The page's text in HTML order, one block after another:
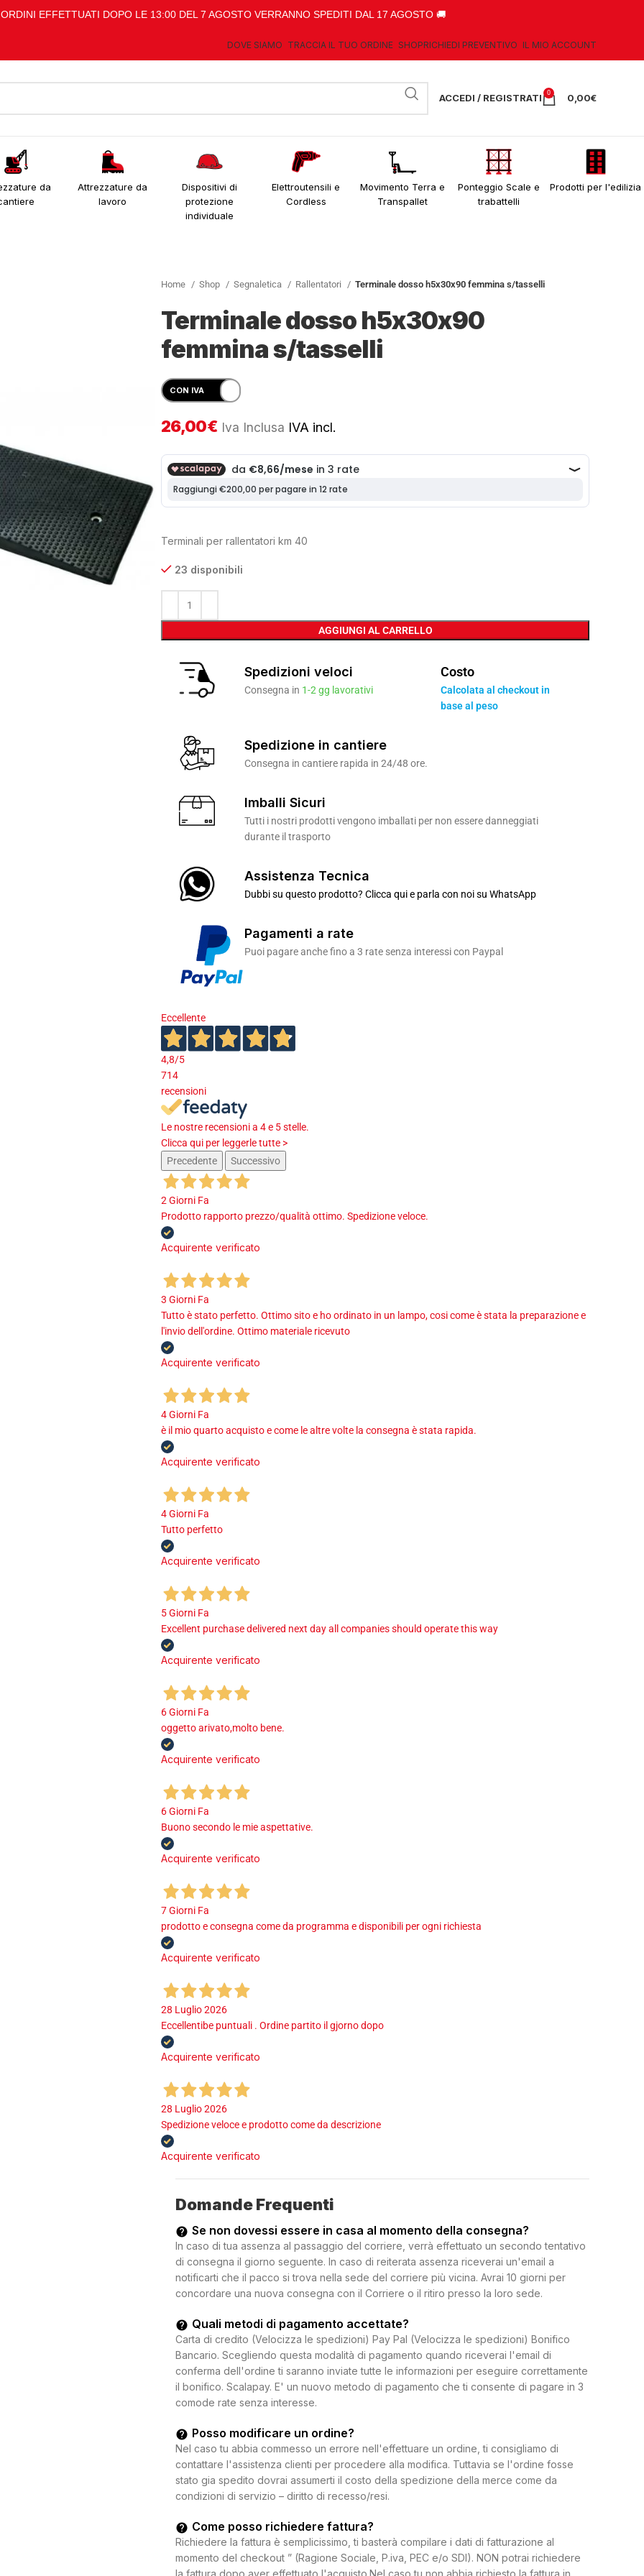
EFFETTUATI DOPO LE 13:00 DEL 7 AGOSTO VERRANNO SPEDITI DAL 17 AGOSTO 🚚
DOVE SIAMO TRACCIA IL TUO ORDINE SHOPRICHIEDI PREVENTIVO IL MIO ACCOUNT
ACCEDI / REGISTRATI 0 0,00€
da
Attrezzature da
lavoro
Dispositivi di
protezione
individuale
Elettroutensili e
Cordless
Movimento Terra e
Transpallet
Ponteggio Scale e
trabattelli
Prodotti per l'edilizia
Home Shop Segnaletica Rallentatori Terminale dosso h5x30x90 femmina s/tasselli
Terminale dosso h5x30x90
femmina s/tasselli
26,00€ Iva Inclusa IVA incl.
Terminali per rallentatori km 40
23 disponibili
AGGIUNGI AL CARRELLO
Spedizioni veloci
Consegna in 1-2 gg lavorativi
Costo
Calcolata al checkout in
base al peso
Spedizione in cantiere
Consegna in cantiere rapida in 24/48 ore.
Imballi Sicuri
Tutti i nostri prodotti vengono imballati per non essere danneggiati
durante il trasporto
Assistenza Tecnica
Dubbi su questo prodotto? Clicca qui e parla con noi su WhatsApp
Pagamenti a rate
Puoi pagare anche fino a 3 rate senza interessi con Paypal
Eccellente
4,8/5
714
recensioni
Le nostre recensioni a 4 e 5 stelle.
Clicca qui per leggerle tutte >
Precedente
Successivo
2 Giorni Fa
Prodotto rapporto prezzo/qualità ottimo. Spedizione veloce.
Acquirente verificato
3 Giorni Fa
Tutto è stato perfetto. Ottimo sito e ho ordinato in un lampo, cosi come è stata la preparazione e
l'invio dell'ordine. Ottimo materiale ricevuto
Acquirente verificato
4 Giorni Fa
è il mio quarto acquisto e come le altre volte la consegna è stata rapida.
Acquirente verificato
4 Giorni Fa
Tutto perfetto
Acquirente verificato
5 Giorni Fa
Excellent purchase delivered next day all companies should operate this way
Acquirente verificato
6 Giorni Fa
oggetto arivato,molto bene.
Acquirente verificato
6 Giorni Fa
Buono secondo le mie aspettative.
Acquirente verificato
7 Giorni Fa
prodotto e consegna come da programma e disponibili per ogni richiesta
Acquirente verificato
28 Luglio 2026
Eccellentibe puntuali . Ordine partito il gjorno dopo
Acquirente verificato
28 Luglio 2026
Spedizione veloce e prodotto come da descrizione
Acquirente verificato
Domande Frequenti
Se non dovessi essere in casa al momento della consegna?
In caso di tua assenza al passaggio del corriere, verrà effettuato un secondo tentativo
di consegna il giorno seguente. In caso di reiterata assenza riceverai un'email a
notificarti che il pacco si trova nella sede del corriere più vicina. Avrai 10 giorni per
concordare una nuova consegna con il Corriere o il ritiro presso la loro sede.
Quali metodi di pagamento accettate?
Carta di credito (Velocizza le spedizioni) Pay Pal (Velocizza le spedizioni) Bonifico
Bancario. Scegliendo questa modalità di pagamento quando riceverai l'email di
conferma dell'ordine ti saranno inviate tutte le informazioni per eseguire correttamente
il bonifico. Scalapay. E' un nuovo metodo di pagamento che ti consente di pagare in 3
comode rate senza interesse.
Posso modificare un ordine?
Nel caso tu abbia commesso un errore nell'effettuare un ordine, ti consigliamo di
contattare l'assistenza clienti per procedere alla modifica. Tuttavia se l'ordine fosse
stato gia spedito dovrai assumerti il costo della spedizione della merce come da
condizioni di servizio – diritto di recesso/resi.
Come posso richiedere fattura?
Richiedere la fattura è semplicissimo, ti basterà compilare i dati di fatturazione al
momento del checkout ” (Ragione Sociale, P.iva, PEC e/o SDI). NON potrai richiedere
la fattura dopo aver effettuato l'acquisto.Nel caso tu non abbia richiesto la fattura in